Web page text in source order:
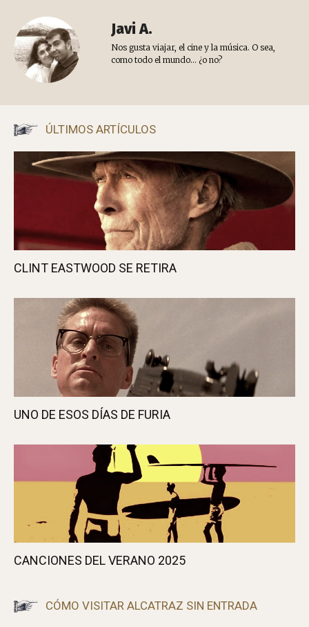
Javi A.
Nos gusta viajar, el cine y la música. O sea,
como todo el mundo... ¿o no?
ÚLTIMOS ARTÍCULOS
CLINT EASTWOOD SE RETIRA
UNO DE ESOS DÍAS DE FURIA
CANCIONES DEL VERANO 2025
CÓMO VISITAR ALCATRAZ SIN ENTRADA